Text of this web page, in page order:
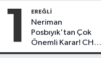
1 EREĞLI
Neriman
Posbıyık'tan Çok
Önemli Karar! CHP
mi Yeni Parti mi?